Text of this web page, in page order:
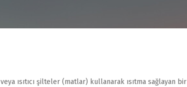
veya ısıtıcı şilteler (matlar) kullanarak ısıtma sağlayan